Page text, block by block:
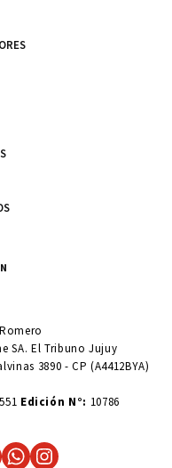
SA. El Tribuno Jujuy
3890 - CP (A4412BYA)
Edición N°: 10786